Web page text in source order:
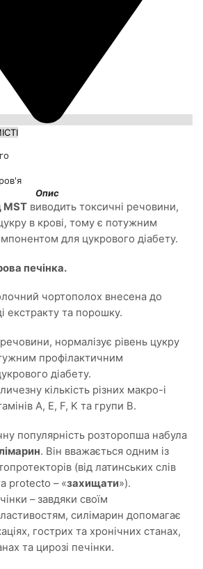
Опис
MST виводить токсичні речовини,
в крові, тому є потужним
для цукрового діабету.
печінка.
чортополох внесена до
екстракту та порошку.
нормалізує рівень цукру
профілактичним
діабету.
кількість різних макро-і
A, E, F, K та групи В.
популярність розторопша набула
. Він вважається одним із
(від латинських слів
protecto – «захищати»).
– завдяки своїм
силімарин допомагає
гострих та хронічних станах,
та цирозі печінки.